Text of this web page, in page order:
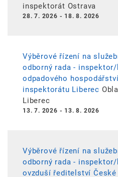
inspektorát Ostrava
28. 7. 2026 - 18. 8. 2026
Výběrové řízení na
odborný rada -
odpadového
inspektorátu Liberec
Liberec
13. 7. 2026 - 13. 8. 2026
Výběrové řízení na
odborný rada -
ovzduší ředitelství